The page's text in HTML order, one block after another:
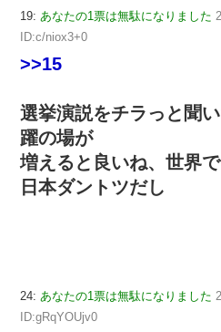
19: あなたの1票は無駄になりました
ID:c/niox3+0
>>15
選挙演説をチラっと聞
躍の場が
増えると良いね、世界
日本ダントツだし
24: あなたの1票は無駄になりました
ID:gRqYOUjv0